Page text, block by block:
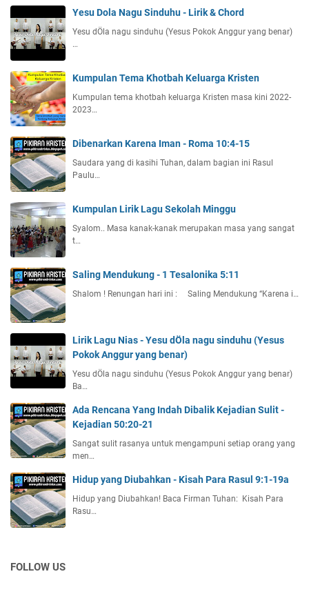
Yesu Dola Nagu Sinduhu - Lirik & Chord
Yesu dÖla nagu sinduhu (Yesus Pokok Anggur yang benar)
…
Kumpulan Tema Khotbah Keluarga Kristen
Kumpulan tema khotbah keluarga Kristen masa kini 2022-
2023…
Dibenarkan Karena Iman - Roma 10:4-15
Saudara yang di kasihi Tuhan, dalam bagian ini Rasul
Paulu…
Kumpulan Lirik Lagu Sekolah Minggu
Syalom.. Masa kanak-kanak merupakan masa yang sangat
t…
Saling Mendukung - 1 Tesalonika 5:11
Shalom ! Renungan hari ini : Saling Mendukung “Karena i…
Lirik Lagu Nias - Yesu dÖla nagu sinduhu (Yesus
Pokok Anggur yang benar)
Yesu dÖla nagu sinduhu (Yesus Pokok Anggur yang benar)
Ba…
Ada Rencana Yang Indah Dibalik Kejadian Sulit -
Kejadian 50:20-21
Sangat sulit rasanya untuk mengampuni setiap orang yang
men…
Hidup yang Diubahkan - Kisah Para Rasul 9:1-19a
Hidup yang Diubahkan! Baca Firman Tuhan: Kisah Para
Rasu…
FOLLOW US